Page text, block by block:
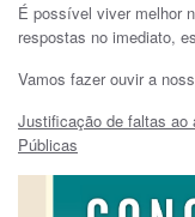
É possível viver melhor
respostas no imediato,
Vamos fazer ouvir a
Justificação de faltas ao
Públicas